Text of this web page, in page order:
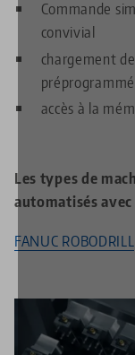
Commande
convivial
chargement
préprogrammé
accès à la
Les types de
automatisés
FANUC ROBODRILL